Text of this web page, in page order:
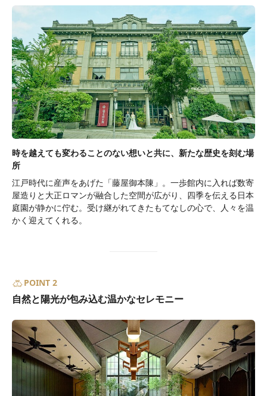
時を越えても変わることのない想いと共に、新たな歴史を刻む場
所
江戸時代に産声をあげた「藤屋御本陳」。一歩館内に入れば数寄
屋造りと大正ロマンが融合した空間が広がり、四季を伝える日本
庭園が静かに佇む。受け継がれてきたもてなしの心で、人々を温
かく迎えてくれる。
POINT 2
自然と陽光が包み込む温かなセレモニー